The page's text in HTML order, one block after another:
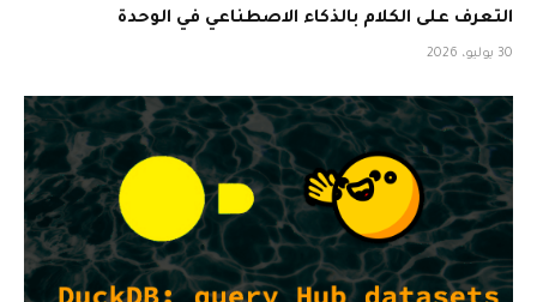
التعرف على الكلام بالذكاء الاصطناعي في الوحدة
30 يوليو، 2026